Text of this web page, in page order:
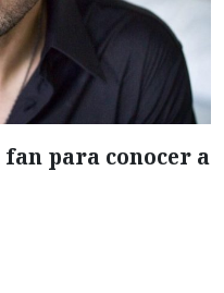
para conocer a